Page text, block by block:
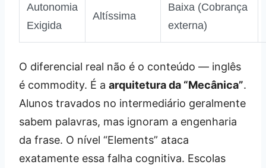
Autonomia
Exigida
Altíssima
Baixa (Cobrança
externa)
O diferencial real não é o conteúdo — inglês
é commodity. É a arquitetura da “Mecânica”.
Alunos travados no intermediário geralmente
sabem palavras, mas ignoram a engenharia
da frase. O nível “Elements” ataca
exatamente essa falha cognitiva. Escolas